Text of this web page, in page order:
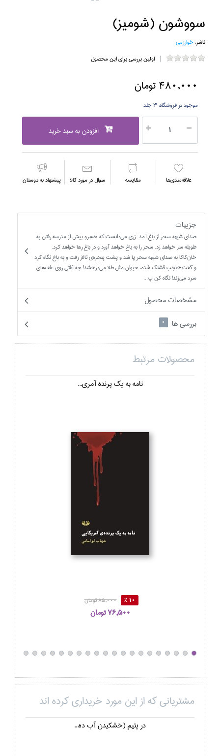
سووشون (شوميز)
ناشر: خوارزمي
اولین بررسی برای این محصول
480,000 تومان
موجود در فروشگاه:3 جلد
افزودن به سبد خرید
علاقه‌مندي‌ها مقايسه سوال در مورد كالا پیشنهاد به دوستان
جزییات
صداي شيهه سحر از باغ آمد. زري مي‌دانست كه خسرو پيش از مدرسه رفتن به
طويله سر خواهد زد. سحر را به باغ خواهد آورد و در باغ رها خواهد كرد.
خان‌كاكا به صداي شيهه سحر پا شد و پشت پنجره‌ي تالار رفت و به باغ نگاه كرد
و گفت:«عجب قشنگ شده، حيوان مثل طلا مي‌درخشد! چه غلتي روي علف‌هاي
سرد مي‌زند! نگاه كن پ...
مشخصات محصول
بررسی ها
0
محصولات مرتبط
نامه به يك پرنده آمري...
10 % 85,000 تومان
76,500 تومان
مشتریانی که از این مورد خریداری کرده اند
در يتيم (خشكيدن آب ده...